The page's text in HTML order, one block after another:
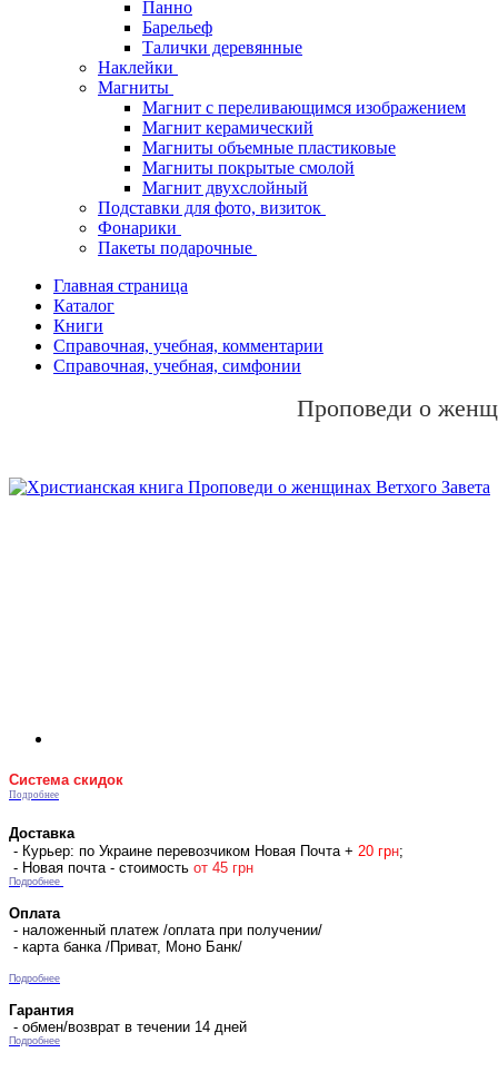
Панно
Барельеф
Талички деревянные
Наклейки
Магниты
Магнит с переливающимся изображением
Магнит керамический
Магниты объемные пластиковые
Магниты покрытые смолой
Магнит двухслойный
Подставки для фото, визиток
Фонарики
Пакеты подарочные
Главная страница
Каталог
Книги
Справочная, учебная, комментарии
Справочная, учебная, симфонии
Проповеди о
Система скидок
Подробнее
Доставка
- Курьер: по Украине перевозчиком Новая Почта + 20 грн;
- Новая почта - стоимость от 45 грн
Подробнее
Оплата
- наложенный платеж /оплата при получении/
- карта банка /Приват, Моно Банк/
Подробнее
Гарантия
- обмен/возврат в течении 14 дней
Подробнее